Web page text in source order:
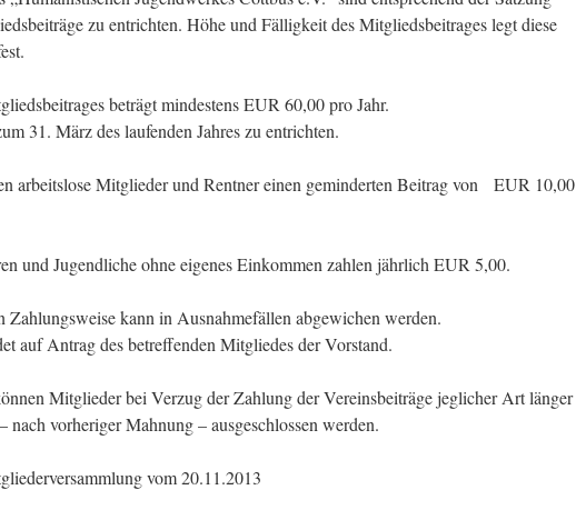
zu entrichten. Höhe und Fälligkeit des Mitgliedsbeitrages legt diese
beträgt mindestens EUR 60,00 pro Jahr.
31. März des laufenden Jahres zu entrichten.
arbeitslose Mitglieder und Rentner einen geminderten Beitrag von EUR 10,00
und Jugendliche ohne eigenes Einkommen zahlen jährlich EUR 5,00.
Zahlungsweise kann in Ausnahmefällen abgewichen werden.
auf Antrag des betreffenden Mitgliedes der Vorstand.
Mitglieder bei Verzug der Zahlung der Vereinsbeiträge jeglicher Art länger
nach vorheriger Mahnung – ausgeschlossen werden.
vom 20.11.2013